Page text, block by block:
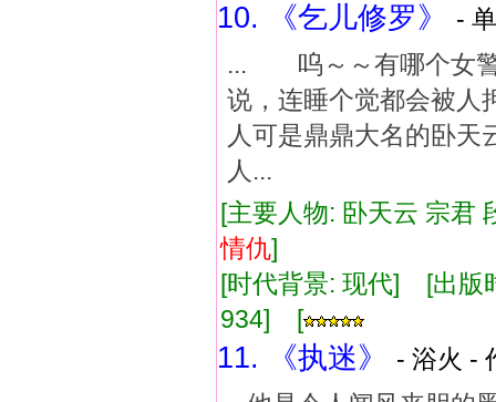
10. 《乞儿修罗》
-
... 呜～～有哪个女警
说，连睡个觉都会被人
人可是鼎鼎大名的卧
人...
[主要人物: 卧天云 宗
情仇]
[时代背景: 现代] [出
934] [
11. 《执迷》
- 浴火 -